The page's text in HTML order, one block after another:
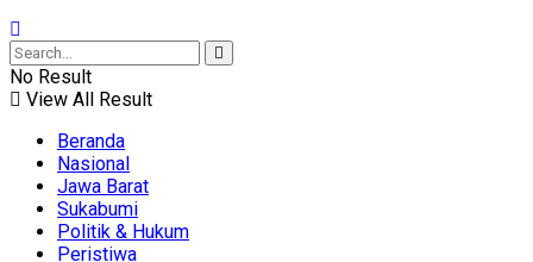
No Result
View All Result
Beranda
Nasional
Jawa Barat
Sukabumi
Politik & Hukum
Peristiwa